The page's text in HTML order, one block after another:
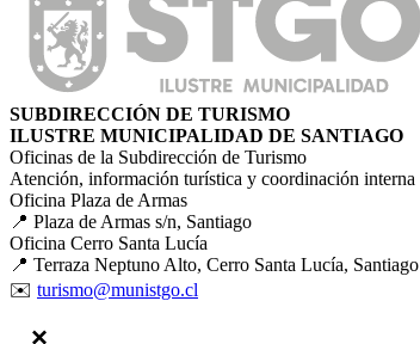
SUBDIRECCIÓN DE TURISMO
ILUSTRE MUNICIPALIDAD DE SANTIAGO
Oficinas de la Subdirección de Turismo
Atención, información turística y coordinación interna
Oficina Plaza de Armas
📍 Plaza de Armas s/n, Santiago
Oficina Cerro Santa Lucía
📍 Terraza Neptuno Alto, Cerro Santa Lucía, Santiago
✉️ turismo@munistgo.cl